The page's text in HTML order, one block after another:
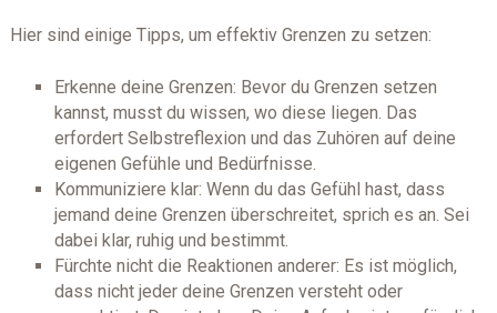
Hier sind einige Tipps, um effektiv Grenzen zu setzen:
Erkenne deine Grenzen: Bevor du Grenzen setzen
kannst, musst du wissen, wo diese liegen. Das
erfordert Selbstreflexion und das Zuhören auf deine
eigenen Gefühle und Bedürfnisse.
Kommuniziere klar: Wenn du das Gefühl hast, dass
jemand deine Grenzen überschreitet, sprich es an. Sei
dabei klar, ruhig und bestimmt.
Fürchte nicht die Reaktionen anderer: Es ist möglich,
dass nicht jeder deine Grenzen versteht oder